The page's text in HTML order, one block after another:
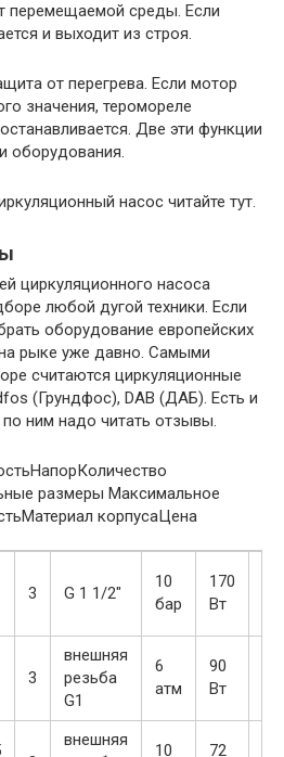
перемещаемой среды. Если
и выходит из строя.
от перегрева. Если мотор
значения, теромореле
Две эти функции
оборудования.
насос читайте тут.
циркуляционного насоса
любой дугой техники. Если
оборудование европейских
рыке уже давно. Самыми
считаются циркуляционные
(Грундфос), DAB (ДАБ). Есть и
ним надо читать отзывы.
размеры Максимальное
корпусаЦена
3 G 1 1/2″
10
бар
170
Вт
3
внешняя
резьба
G1
6
атм
90
Вт
внешняя
10 72